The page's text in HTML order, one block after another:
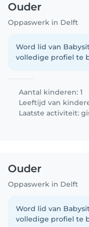
Ouder
Oppaswerk in Delft
Word lid van
volledige profiel te
Aantal kinderen: 1
Leeftijd van
Laatste activiteit:
Ouder
Oppaswerk in Delft
Word lid van
volledige profiel te